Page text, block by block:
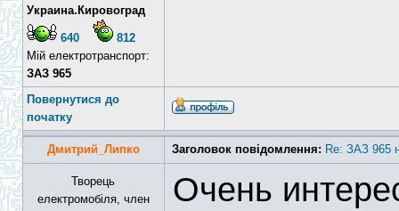
Украина.Кировоград
640
812
Мій електротранспорт:
ЗАЗ 965
Повернутися до
початку
Дмитрий_Липко Заголовок повідомлення: Re: ЗАЗ 965
Творець
електромобіля, член
Очень